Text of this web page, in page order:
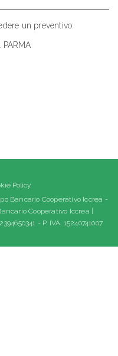
un preventivo:
Policy
Bancario Cooperativo Iccrea -
Cooperativo Iccrea |
- P. IVA: 15240741007